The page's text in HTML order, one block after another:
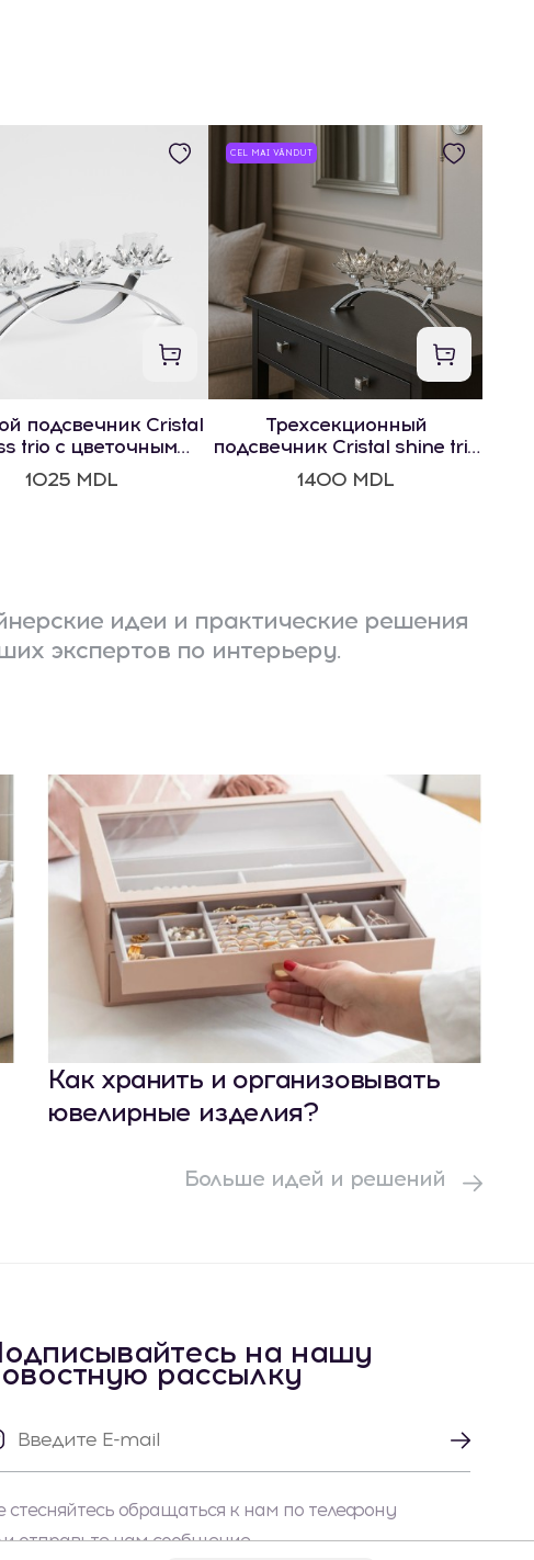
подсвечник Cristal
trio с цветочным
мотивом
1025 MDL
CEL MAI VÂNDUT
Трехсекционный
подсвечник Cristal shine trio
с цветочным мотивом
1400 MDL
идеи и практические решения
экспертов по интерьеру.
Как хранить и организовывать
ювелирные изделия?
Больше идей и решений
на нашу
рассылку
стесняйтесь обращаться к нам по телефону
отправьте нам сообщение